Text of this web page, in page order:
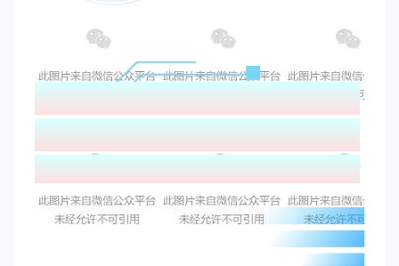
2025 AI赋能的知识
管理与知识服务学术
研讨会通知（第一轮）